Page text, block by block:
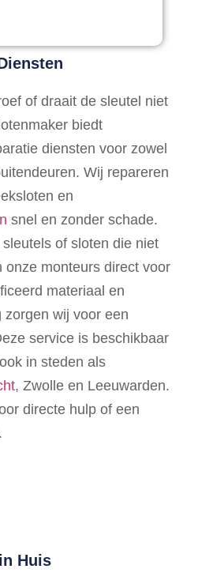
of draait de sleutel niet
biedt
diensten voor zowel
Wij repareren
en
snel en zonder schade.
of sloten die niet
onze monteurs direct voor
materiaal en
zorgen wij voor een
service is beschikbaar
in steden als
, Zwolle en Leeuwarden.
directe hulp of een
Huis